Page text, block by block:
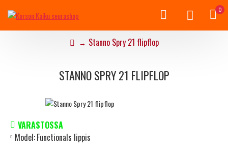
0
Stanno Spry 21 flipflop
STANNO SPRY 21 FLIPFLOP
VARASTOSSA
Model:Functionals lippis